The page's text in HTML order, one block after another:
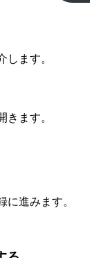
ます。
きます。
進みます。